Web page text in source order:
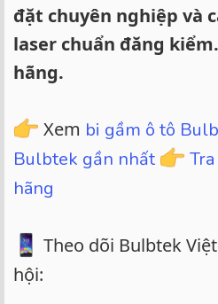
đặt chuyên nghiệp và
laser chuẩn đăng
hãng.
Xem bi gầm ô tô
Bulbtek gần nhất
hãng
Theo dõi Bulbtek
hội: